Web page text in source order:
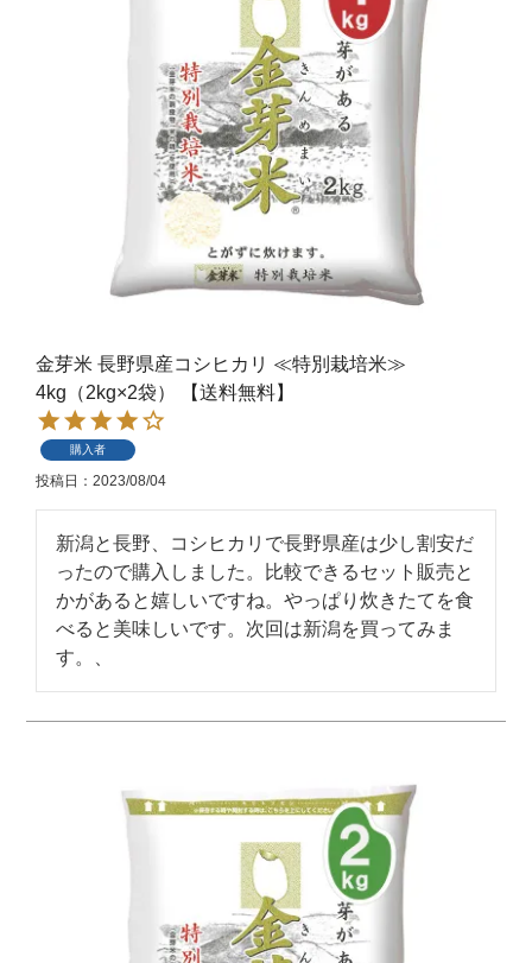
金芽米 長野県産コシヒカリ ≪特別栽培米≫
4kg（2kg×2袋） 【送料無料】
購入者
投稿日 2023/08/04
新潟と長野、コシヒカリで長野県産は少し割安だ
ったので購入しました。比較できるセット販売と
かがあると嬉しいですね。やっぱり炊きたてを食
べると美味しいです。次回は新潟を買ってみま
す。、